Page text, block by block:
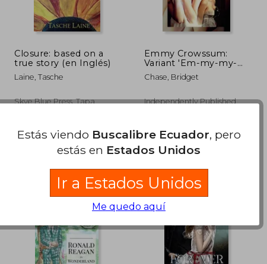
Closure: based on a
true story (en Inglés)
Laine, Tasche
Skye Blue Press, Tapa
Emmy Crowssum:
Variant 'Em-my-my-
my God Rossum'
Satire Cover (en
Chase, Bridget
Independently Published,
Estás viendo Buscalibre Ecuador, pero
estás en Estados Unidos
Ir a Estados Unidos
Me quedo aquí